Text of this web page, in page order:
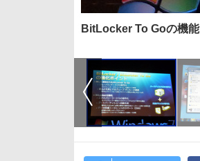
BitLocker To Goの機能